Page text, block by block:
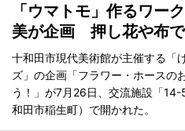
「ウマトモ」作るワー
美が企画 押し花や布
十和田市現代美術館が主催する「
ズ」の企画「フラワー・ホースの
う！」が7月26日、交流施設「
和田市稲生町）で開かれた。